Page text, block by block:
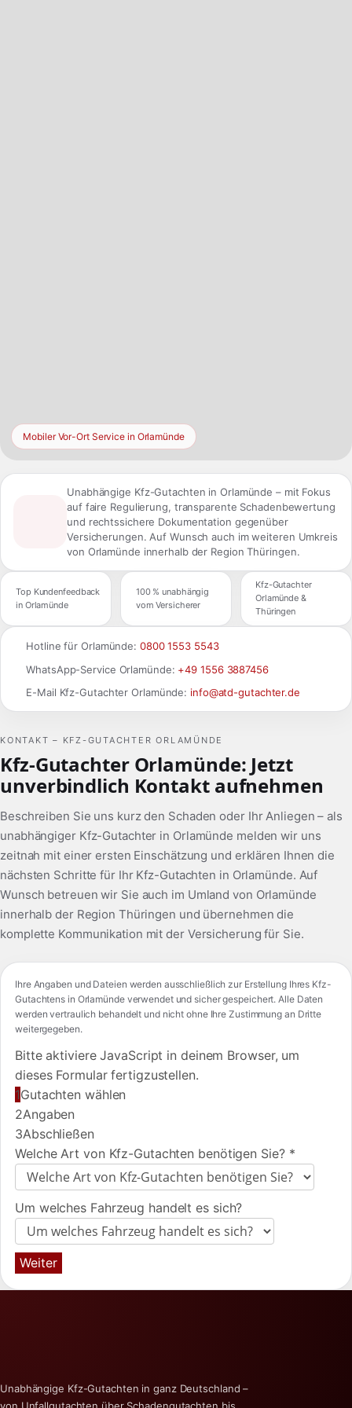
KONTAKT – KFZ-GUTACHTER ORLAMÜNDE
Kfz-Gutachter Orlamünde: Jetzt
unverbindlich Kontakt aufnehmen
Beschreiben Sie uns kurz den Schaden oder Ihr Anliegen – als
unabhängiger Kfz-Gutachter in Orlamünde melden wir uns
zeitnah mit einer ersten Einschätzung und erklären Ihnen die
nächsten Schritte für Ihr Kfz-Gutachten in Orlamünde. Auf
Wunsch betreuen wir Sie auch im Umland von Orlamünde
innerhalb der Region Thüringen und übernehmen die
komplette Kommunikation mit der Versicherung für Sie.
Ihre Angaben und Dateien werden ausschließlich zur Erstellung Ihres Kfz-
Gutachtens in Orlamünde verwendet und sicher gespeichert. Alle Daten
werden vertraulich behandelt und nicht ohne Ihre Zustimmung an Dritte
weitergegeben.
Bitte aktiviere JavaScript in deinem Browser, um
dieses Formular fertigzustellen.
1Gutachten wählen
2Angaben
3Abschließen
Welche Art von Kfz-Gutachten benötigen Sie? *
Um welches Fahrzeug handelt es sich?
Weiter
Mobiler Vor-Ort Service in Orlamünde
Unabhängige Kfz-Gutachten in Orlamünde – mit Fokus
auf faire Regulierung, transparente Schadenbewertung
und rechtssichere Dokumentation gegenüber
Versicherungen. Auf Wunsch auch im weiteren Umkreis
von Orlamünde innerhalb der Region Thüringen.
Top Kundenfeedback
in Orlamünde
100 % unabhängig
vom Versicherer
Kfz-Gutachter
Orlamünde &
Thüringen
Hotline für Orlamünde: 0800 1553 5543
WhatsApp-Service Orlamünde: +49 1556 3887456
E-Mail Kfz-Gutachter Orlamünde: info@atd-gutachter.de
Unabhängige Kfz-Gutachten in ganz Deutschland –